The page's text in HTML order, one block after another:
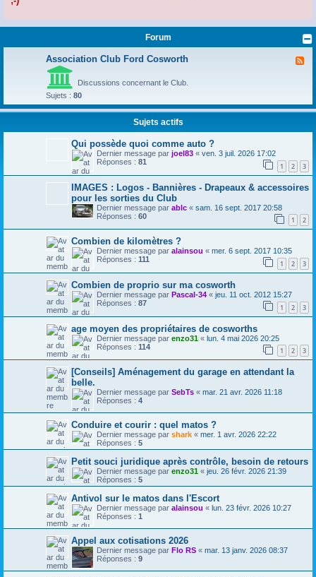
Forum
s
t
o
n
F
o
r
t
Association Club Ford Cosworth
Discussions concernant le Club.
Sujets : 80
Sujets actifs
Qui possède quoi comme auto ?
Dernier message par joel83 « ven. 3 juil. 2026 17:02
Réponses : 81 1 2 3
IMAGES : Logos - Bannières - Drapeaux & accessoires
pour les sorties du Club
Dernier message par ablc « sam. 16 sept. 2017 20:58
Réponses : 60 1 2
Combien de kilomètres ?
Dernier message par alainsou « mer. 6 sept. 2017 10:35
Réponses : 111 1 2 3
Combien de proprio sur ma cosworth
Dernier message par Pascal-34 « jeu. 11 oct. 2012 15:27
Réponses : 87 1 2 3
age moyen des propriétaires de cosworths
Dernier message par enzo31 « lun. 4 mai 2026 20:25
Réponses : 114 1 2 3
[Conseils] Aménagement du garage en attendant la
belle.
Dernier message par SebTs « mar. 21 avr. 2026 11:18
Réponses : 4
Conduire et courir : quel matos ?
Dernier message par shark « mer. 1 avr. 2026 22:22
Réponses : 5
Petit souci juridique après contrôle, besoin de retours
Dernier message par enzo31 « jeu. 26 févr. 2026 21:39
Réponses : 5
Antivol sur le matos dans l'Escort
Dernier message par alainsou « lun. 23 févr. 2026 10:27
Réponses : 1
Appel aux cotisations 2026
Dernier message par Flo RS « mar. 13 janv. 2026 08:37
Réponses : 9